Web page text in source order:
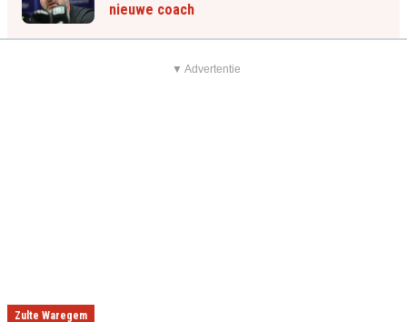
nieuwe coach
▼ Advertentie
Zulte Waregem